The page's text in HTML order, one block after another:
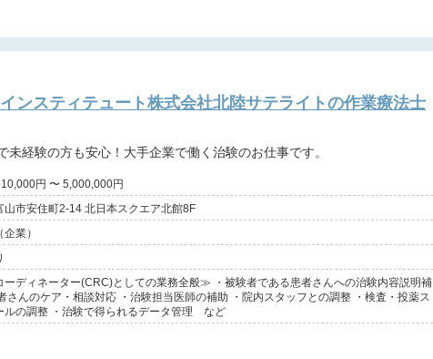
ンスティテュート株式会社北陸サテライトの作業療法士
市】 研修充実で未経験の方も安心！大手企業で働く治験のお仕事です。
年収 4,510,000円 〜 5,000,000円
山市安住町2-14 北日本スクエア北館8F
業）
ディネーター(CRC)としての業務全般≫ ・被験者である患者さんへの治験内容説明補
さんのケア・相談対応 ・治験担当医師の補助 ・院内スタッフとの調整 ・検査・投薬ス
ルの調整 ・治験で得られるデータ管理 など